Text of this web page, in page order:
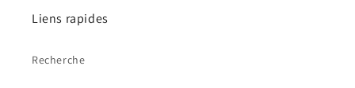
Liens rapides
Recherche